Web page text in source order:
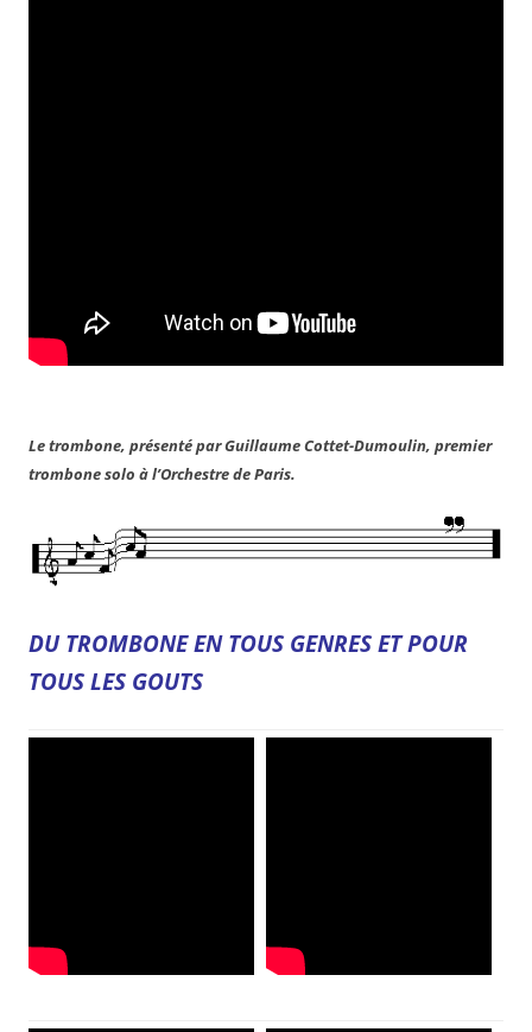
Le trombone, présenté par Guillaume Cottet-Dumoulin, premier
trombone solo à l’Orchestre de Paris.
DU TROMBONE EN TOUS GENRES ET POUR
TOUS LES GOUTS